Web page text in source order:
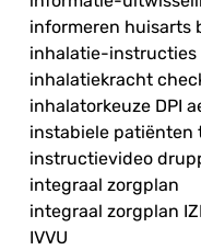
informeren huisarts
inhalatie-instructies
inhalatiekracht
inhalatorkeuze DPI
instabiele patiënten
instructievideo
integraal zorgplan
integraal zorgplan
IVVU